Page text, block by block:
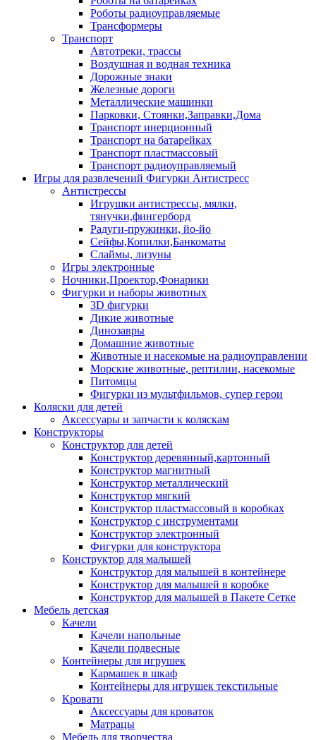
Роботы радиоуправляемые
Трансформеры
Транспорт
Автотреки, трассы
Воздушная и водная техника
Дорожные знаки
Железные дороги
Металлические машинки
Парковки, Стоянки,Заправки,Дома
Транспорт инерционный
Транспорт на батарейках
Транспорт пластмассовый
Транспорт радиоуправляемый
Игры для развлечений Фигурки Антистресс
Антистрессы
Игрушки антистрессы, мялки,
тянучки,фингерборд
Радуги-пружинки, йо-йо
Сейфы,Копилки,Банкоматы
Слаймы, лизуны
Игры электронные
Ночники,Проектор,Фонарики
Фигурки и наборы животных
3D фигурки
Дикие животные
Динозавры
Домашние животные
Животные и насекомые на радиоуправлении
Морские животные, рептилии, насекомые
Питомцы
Фигурки из мультфильмов, супер герои
Коляски для детей
Аксессуары и запчасти к коляскам
Конструкторы
Конструктор для детей
Конструктор деревянный,картонный
Конструктор магнитный
Конструктор металлический
Конструктор мягкий
Конструктор пластмассовый в коробках
Конструктор с инструментами
Конструктор электронный
Фигурки для конструктора
Конструктор для малышей
Конструктор для малышей в контейнере
Конструктор для малышей в коробке
Конструктор для малышей в Пакете Сетке
Мебель детская
Качели
Качели напольные
Качели подвесные
Контейнеры для игрушек
Кармашек в шкаф
Контейнеры для игрушек текстильные
Кровати
Аксессуары для кроваток
Матрацы
Мебель для творчества